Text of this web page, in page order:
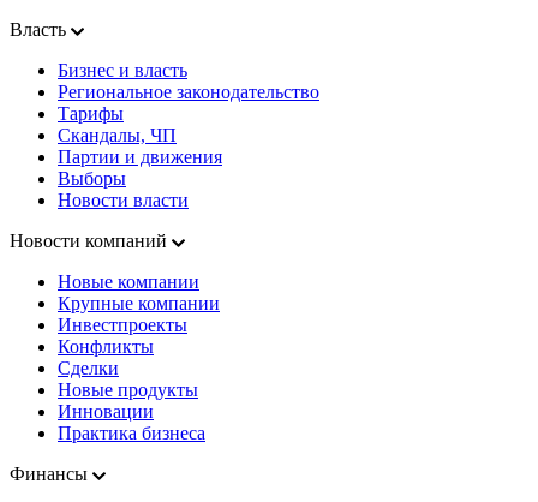
Власть
Бизнес и власть
Региональное законодательство
Тарифы
Скандалы, ЧП
Партии и движения
Выборы
Новости власти
Новости компаний
Новые компании
Крупные компании
Инвестпроекты
Конфликты
Сделки
Новые продукты
Инновации
Практика бизнеса
Финансы